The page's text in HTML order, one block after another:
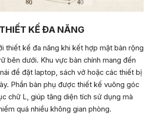
THIẾT KẾ ĐA NĂNG
thiết kế đa năng khi kết hợp mặt bàn rộng
bên dưới. Khu vực bàn chính mang đến
để đặt laptop, sách vở hoặc các thiết bị
Phần bàn phụ được thiết kế vuông góc
chữ L, giúp tăng diện tích sử dụng mà
quá nhiều không gian phòng.